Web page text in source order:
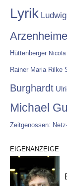
Lyrik
Hüttenberger
Rainer Maria Rilke
Burghardt
Michael
Zeitgenossen:
EIGENANZEIGE